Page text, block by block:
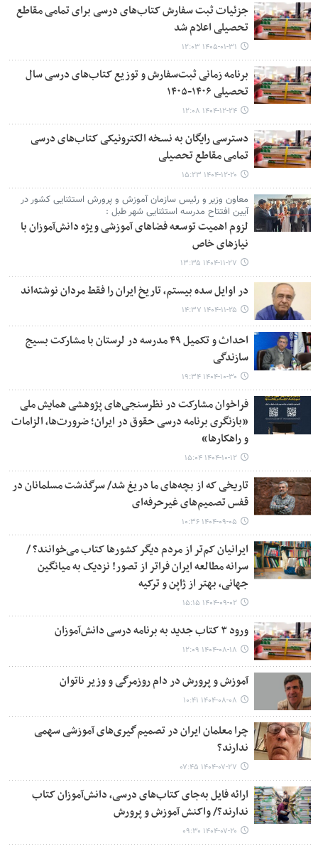
جزئیات ثبت‌ سفارش کتاب‌های درسی برای تمامی مقاطع
تحصیلی اعلام شد
۱۴۰۵-۰۱-۳۱ ۱۲:۰۳
برنامه زمانی ثبت‌سفارش و توزیع کتاب‌های درسی سال
تحصیلی ۱۴۰۶-۱۴۰۵
۱۴۰۴-۱۲-۲۴ ۱۲:۰۸
دسترسی رایگان به نسخه الکترونیکی کتاب‌های درسی
تمامی مقاطع تحصیلی
۱۴۰۴-۱۲-۲۰ ۱۵:۲۳
معاون وزیر و رئیس سازمان آموزش و پرورش استثنایی کشور در
آیین افتتاح مدرسه استثنایی شهر طبل :
لزوم اهمیت توسعه فضاهای آموزشی ویژه دانش‌آموزان با
نیازهای خاص
۱۴۰۴-۱۱-۲۷ ۱۳:۳۵
در اوایل سده بیستم، تاریخ ایران را فقط مردان نوشته‌اند
۱۴۰۴-۱۱-۲۵ ۱۴:۳۷
احداث و تکمیل ۴۹ مدرسه در لرستان با مشارکت بسیج
سازندگی
۱۴۰۴-۱۰-۳۰ ۱۹:۳۴
فراخوان مشارکت در نظرسنجی‌های پژوهشی همایش ملی
«بازنگری برنامه درسی حقوق در ایران؛ ضرورت‌ها، الزامات
و راهکارها»
۱۴۰۴-۱۰-۱۲ ۱۵:۰۴
تاریخی که از بچه‌های ما دریغ شد/ سرگذشت مسلمانان در
قفس تصمیم‌های غیرحرفه‌ای
۱۴۰۴-۰۹-۰۵ ۱۰:۳۶
ایرانیان کم‌تر از مردم دیگر کشورها کتاب می‌خوانند؟ /
سرانه مطالعه ایران فراتر از تصور! نزدیک به میانگین
جهانی، بهتر از ژاپن و ترکیه
۱۴۰۴-۰۹-۰۲ ۱۵:۱۵
ورود ۳ کتاب جدید به برنامه درسی دانش‌آموزان
۱۴۰۴-۰۸-۱۸ ۱۲:۰۹
آموزش و پرورش در دام روزمرگی و وزیر ناتوان
۱۴۰۴-۰۸-۰۸ ۱۰:۴۱
چرا معلمان ایران در تصمیم‌گیری‌های آموزشی سهمی
ندارند؟
۱۴۰۴-۰۷-۲۷ ۰۷:۴۵
ارائه فایل به‌جای کتاب‌های درسی، دانش‌آموزان کتاب
ندارند؟/ واکنش آموزش و پرورش
۱۴۰۴-۰۷-۲۰ ۰۹:۳۰